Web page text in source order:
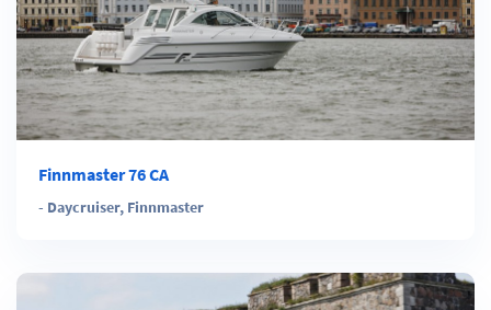
Finnmaster 76 CA
- Daycruiser, Finnmaster